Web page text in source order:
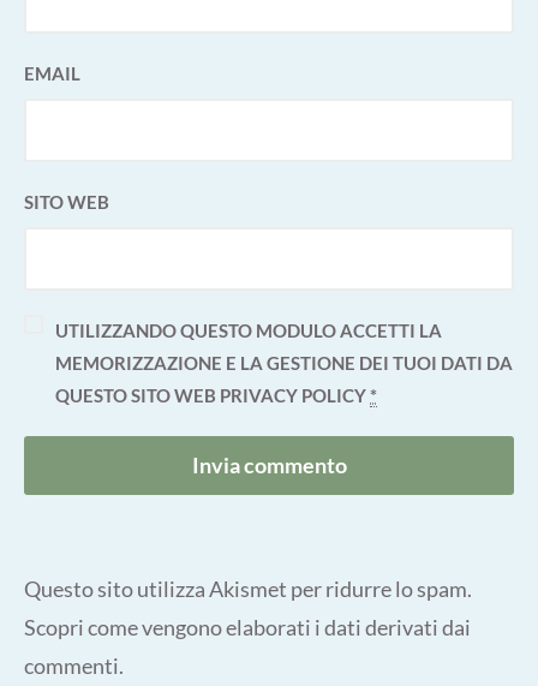
EMAIL
SITO WEB
UTILIZZANDO QUESTO MODULO ACCETTI LA
MEMORIZZAZIONE E LA GESTIONE DEI TUOI DATI DA
QUESTO SITO WEB PRIVACY POLICY*
Questo sito utilizza Akismet per ridurre lo spam.
Scopri come vengono elaborati i dati derivati dai
commenti.